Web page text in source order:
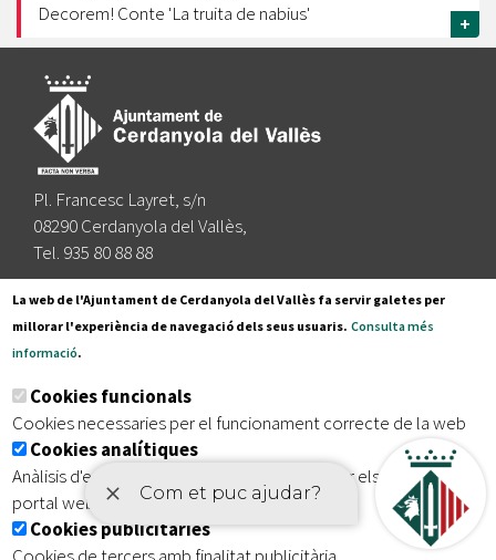
Decorem! Conte 'La truita de nabius'
+
Pl. Francesc Layret, s/n
08290 Cerdanyola del Vallès,
Tel. 935 80 88 88
Segueix-nos a:
Subscriu-te al nostre butlletí
Inici | Avís legal | Protecció de dades Mapa del lloc
| Accessibilitat
La web de l'Ajuntament de Cerdanyola del Vallès fa servir galetes per
millorar l'experiència de navegació dels seus usuaris. Consulta més
informació.
Cookies funcionals
Cookies necessaries per el funcionament correcte de la web
Cookies analítiques
Anàlisis d'estadístiques que permeten millorar els serveis del
portal web
Cookies publicitàries